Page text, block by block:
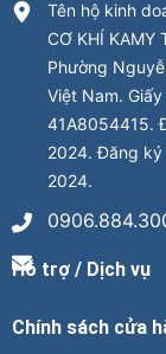
Tên hộ kinh
CƠ KHÍ
Phường
Việt Nam.
41A8054415.
2024. Đăng ký
2024.
Hỗ trợ / Dịch vụ
Chính sách cửa